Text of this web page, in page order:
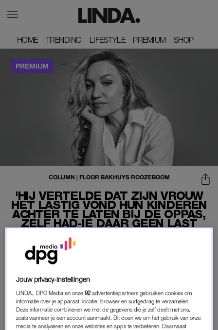
HOME
HOME TRENDING
TRENDING LIFESTYLE
LIFESTYLE PREMIUM
PREMIUM SHOP
SHOP
'HIJ VERTELDE DAT ZIJN VROUW
HET LASTIG VOND HUN KINDEREN
ACHTER TE LATEN BIJ DE OPPAS,
ZELF HAD-IE DAAR GEEN LAST
VAN'
COLUMN | FLOOR BAKHUYS ROOZEBOOM
09-07-2026
LEES VERDER MET
PREMIUM
Jouw privacy-instellingen
LINDA., DPG Media en onze92 advertentiepartners gebruiken cookies om
informatie over je apparaat, locatie, browser en surfgedrag te verzamelen.
Deze informatie combineren we met de gegevens die je zelf deelt met ons,
zoals wanneer je een account aanmaakt. Dit doen we om het gebruik van onze
media te analyseren en onze websites en apps te verbeteren. Daarnaast